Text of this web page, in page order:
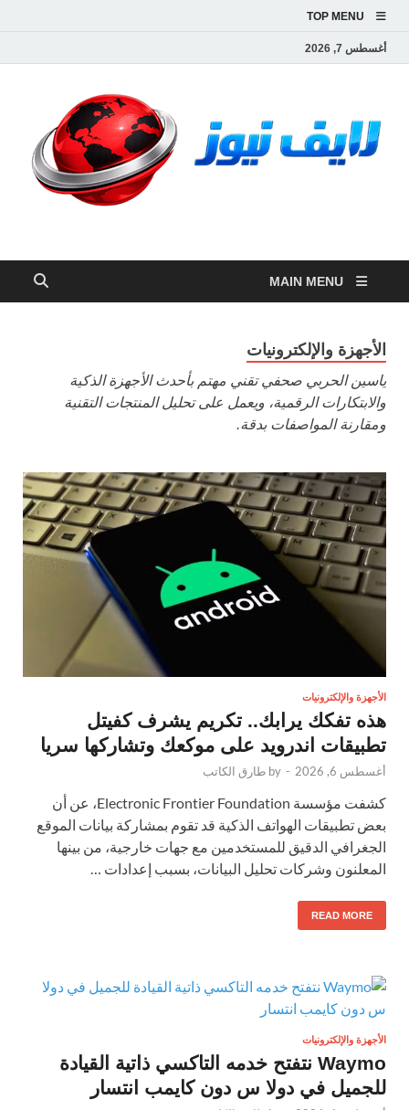
TOP MENU
أغسطس 7, 2026
لايف نيوز
MAIN MENU
الأجهزة والإلكترونيات
ياسين الحربي صحفي تقني مهتم بأحدث الأجهزة الذكية
والابتكارات الرقمية، ويعمل على تحليل المنتجات التقنية
ومقارنة المواصفات بدقة.
الأجهزة والإلكترونيات
هذه تفكك يرابك.. تكريم يشرف كفيتل
تطبيقات اندرويد على موكعك وتشاركها سريا
أغسطس 6, 2026 -
by طارق الكاتب
كشفت مؤسسة Electronic Frontier Foundation، عن أن
بعض تطبيقات الهواتف الذكية قد تقوم بمشاركة بيانات الموقع
الجغرافي الدقيق للمستخدمين مع جهات خارجية، من بينها
المعلنون وشركات تحليل البيانات، بسبب إعدادات …
READ MORE
الأجهزة والإلكترونيات
Waymo​ نتفتح خدمه التاكسي ذاتية القيادة
للجميل في دولا س دون كايمب انتسار